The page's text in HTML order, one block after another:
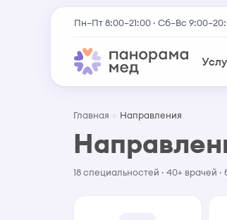
Пн–Пт 8:00–21:00 · Сб–Вс
Главная Направления
18 специальностей · 40+ врачей